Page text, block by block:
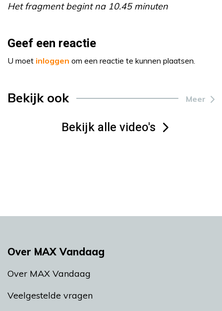
Het fragment begint na 10.45 minuten
Geef een reactie
U moet inloggen om een reactie te kunnen plaatsen.
Bekijk ook Meer
Bekijk alle video's
Over MAX Vandaag
Over MAX Vandaag
Veelgestelde vragen